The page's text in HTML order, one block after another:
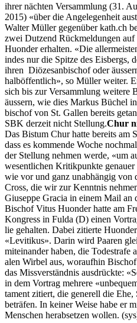
ihrer nächt­en Ver­samm­lung (31.
2015) «über die Angele­gen­heit
Wal­ter Müller gegenüber kath.ch
zwei Dutzend Rück­mel­dun­gen
Huon­der erhal­ten. «Die
indes nur die Spitze des Eis­bergs,
ihren Diöze­san­bischof oder
hal­böf­fentlich», so Müller weit­er.
sich bis zur Ver­samm­lung weit­ere
äussern, wie dies Markus Büchel
bischof von St. Gallen bere­its
SBK derzeit nicht Stel­lung.Chur
Das Bis­tum Chur hat­te bere­its am
dass es kom­mende Woche
der Stel­lung nehmen werde, «um
wesentlichen Kri­tikpunk­te
wie vor und ganz unab­hängig von
Cross, die wir zur Ken­nt­nis
Giuseppe Gra­cia in einem Mail
Bischof Vitus Huon­der hat­te am
Kongress in Ful­da (D) einen
lie gehal­ten. Dabei zitierte
«Lev­i­tikus». Darin wird Paaren
miteinan­der haben, die
alen Wirbel aus, woraufhin
das Missver­ständ­nis aus­drück­te:
in dem Vor­trag mehrere
ta­ment zitiert, die generell die
beträfen. In kein­er Weise habe er
Men­schen her­ab­set­zen wollen.